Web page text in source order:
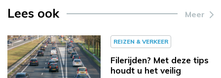
Lees ook Meer
REIZEN & VERKEER
Filerijden? Met deze tips
houdt u het veilig